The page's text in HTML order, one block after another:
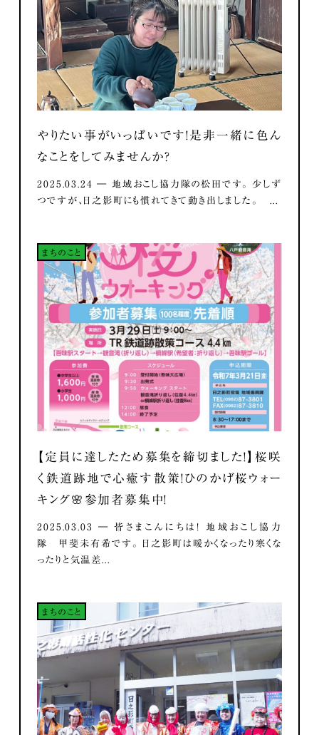
やりたい事がいっぱいです！是非一緒に色ん
なことをしてみませんか？
2025.03.24 ― 地域おこし協力隊の松田です。 少しず
つですが、日之影町にも慣れてきて動き出しました。 ...
まちのこと
【定員に達したため募集を締切ました！】桜咲
く鉄道跡地で心癒す散策！ひのかげ桜ウォー
キング🌸参加者募集中！
2025.03.03 ― 皆さまこんにちは！ 地域おこし協力
隊 甲斐未有希です。 日之影町は暖かくなったり寒くな
ったりと気温差...
まちのこと